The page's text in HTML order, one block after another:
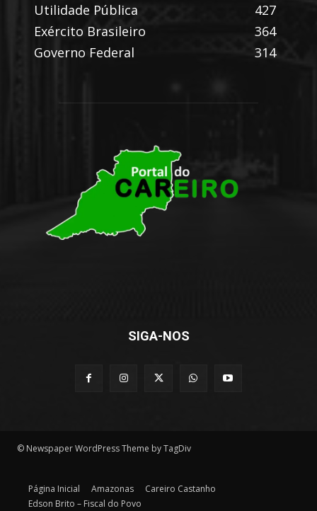
Utilidade Pública
427
Exército Brasileiro
364
Governo Federal
314
SIGA-NOS
© Newspaper WordPress Theme by TagDiv
Página Inicial Amazonas
Careiro Castanho
Edson Brito – Fiscal do Povo